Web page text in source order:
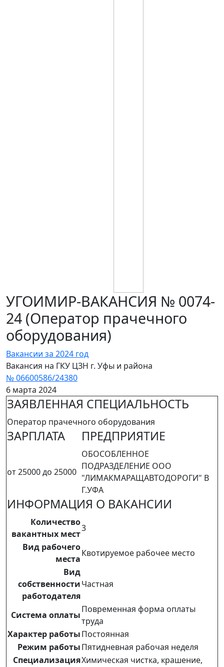
УГОИМИР-ВАКАНСИЯ № 0074-
24 (Оператор прачечного
оборудования)
Вакансии за 2024 год
Вакансия на ГКУ ЦЗН г. Уфы и района
№ 06600586/24380
6 марта 2024
ЗАЯВЛЕННАЯ СПЕЦИАЛЬНОСТЬ
Оператор прачечного оборудования
ЗАРПЛАТА ПРЕДПРИЯТИЕ
от 25000 до 25000
ОБОСОБЛЕННОЕ
ПОДРАЗДЕЛЕНИЕ ООО
"ЛИМАКМАРАЩАВТОДОРОГИ" В
Г.УФА
ИНФОРМАЦИЯ О ВАКАНСИИ
Количество
вакантных мест
3
Вид рабочего
места
Квотируемое рабочее место
Вид
собственности
работодателя
Частная
Система оплаты
Повременная форма оплаты
труда
Характер работыПостоянная
Режим работыПятидневная рабочая неделя
СпециализацияХимическая чистка, крашение,